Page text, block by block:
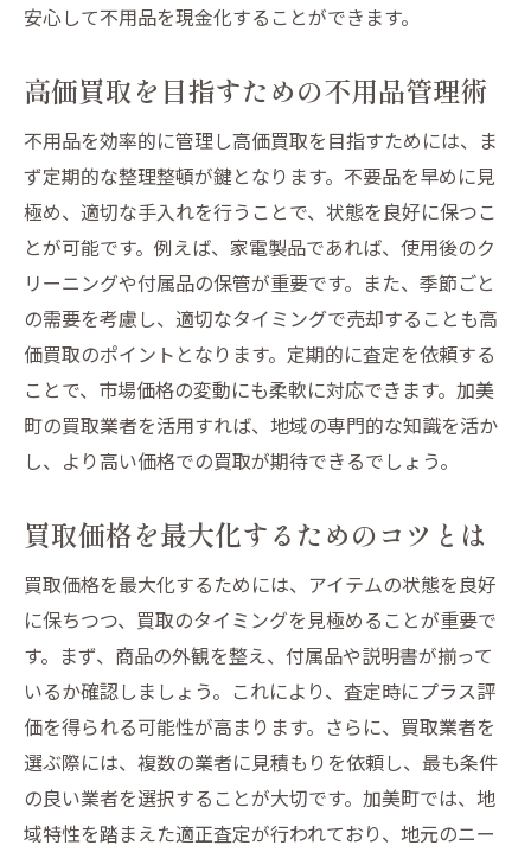
安心して不用品を現金化することができます。
高価買取を目指すための不用品管理術
不用品を効率的に管理し高価買取を目指すためには、ま
ず定期的な整理整頓が鍵となります。不要品を早めに見
極め、適切な手入れを行うことで、状態を良好に保つこ
とが可能です。例えば、家電製品であれば、使用後のク
リーニングや付属品の保管が重要です。また、季節ごと
の需要を考慮し、適切なタイミングで売却することも高
価買取のポイントとなります。定期的に査定を依頼する
ことで、市場価格の変動にも柔軟に対応できます。加美
町の買取業者を活用すれば、地域の専門的な知識を活か
し、より高い価格での買取が期待できるでしょう。
買取価格を最大化するためのコツとは
買取価格を最大化するためには、アイテムの状態を良好
に保ちつつ、買取のタイミングを見極めることが重要で
す。まず、商品の外観を整え、付属品や説明書が揃って
いるか確認しましょう。これにより、査定時にプラス評
価を得られる可能性が高まります。さらに、買取業者を
選ぶ際には、複数の業者に見積もりを依頼し、最も条件
の良い業者を選択することが大切です。加美町では、地
域特性を踏まえた適正査定が行われており、地元のニー